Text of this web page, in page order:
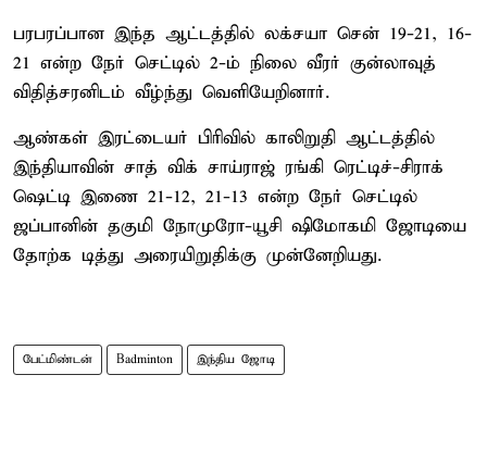
பரபரப்பான இந்த ஆட்டத்தில் லக்சயா சென் 19-21, 16-
21 என்ற நேர் செட்டில் 2-ம் நிலை வீரர் குன்லாவுத்
விதித்சரனிடம் வீழ்ந்து வெளியேறினார்.
ஆண்கள் இரட்டையர் பிரிவில் காலிறுதி ஆட்டத்தில்
இந்தியாவின் சாத் விக் சாய்ராஜ் ரங்கி ரெட்டிச்-சிராக்
ஷெட்டி இணை 21-12, 21-13 என்ற நேர் செட்டில்
ஜப்பானின் தகுமி நோமுரோ-யூசி ஷிமோகமி ஜோடியை
தோற்க டித்து அரையிறுதிக்கு முன்னேறியது.
பேட்மிண்டன் Badminton இந்திய ஜோடி